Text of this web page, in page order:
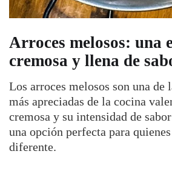
Arroces melosos: una
cremosa y llena de
Los arroces melosos son una de
más apreciadas de la cocina
cremosa y su intensidad de
una opción perfecta para
diferente.